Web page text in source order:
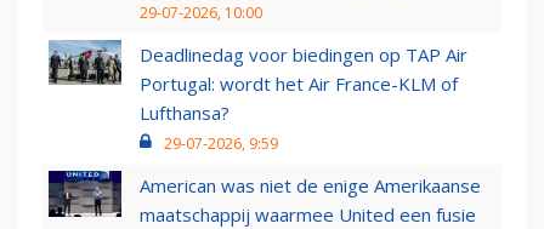
29-07-2026, 10:00
Deadlinedag voor biedingen op TAP Air
Portugal: wordt het Air France-KLM of
Lufthansa?
29-07-2026, 9:59
American was niet de enige Amerikaanse
maatschappij waarmee United een fusie